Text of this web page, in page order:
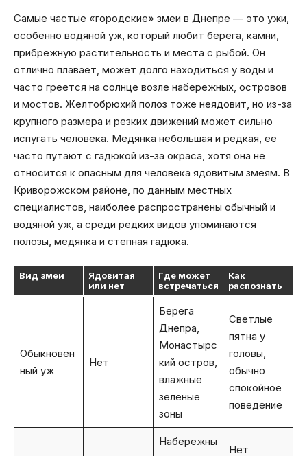
Самые частые «городские» змеи в Днепре — это ужи,
особенно водяной уж, который любит берега, камни,
прибрежную растительность и места с рыбой. Он
отлично плавает, может долго находиться у воды и
часто греется на солнце возле набережных, островов
и мостов. Желтобрюхий полоз тоже неядовит, но из-за
крупного размера и резких движений может сильно
испугать человека. Медянка небольшая и редкая, ее
часто путают с гадюкой из-за окраса, хотя она не
относится к опасным для человека ядовитым змеям. В
Криворожском районе, по данным местных
специалистов, наиболее распространены обычный и
водяной уж, а среди редких видов упоминаются
полозы, медянка и степная гадюка.
Вид змеи
Ядовитая
или нет
Где может
встречаться
Как
распознать
Обыкновен
ный уж
Нет
Берега
Днепра,
Монастырс
кий остров,
влажные
зеленые
зоны
Светлые
пятна у
головы,
обычно
спокойное
поведение
Набережны
Нет